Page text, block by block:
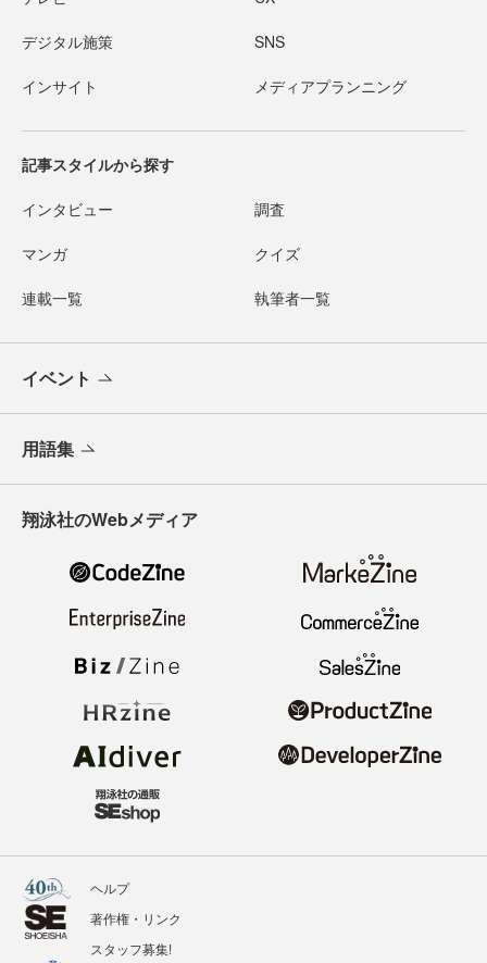
デジタル施策 SNS
インサイト メディアプランニング
記事スタイルから探す
インタビュー 調査
マンガ クイズ
連載一覧 執筆者一覧
イベント
用語集
翔泳社のWebメディア
ヘルプ
著作権・リンク
スタッフ募集!